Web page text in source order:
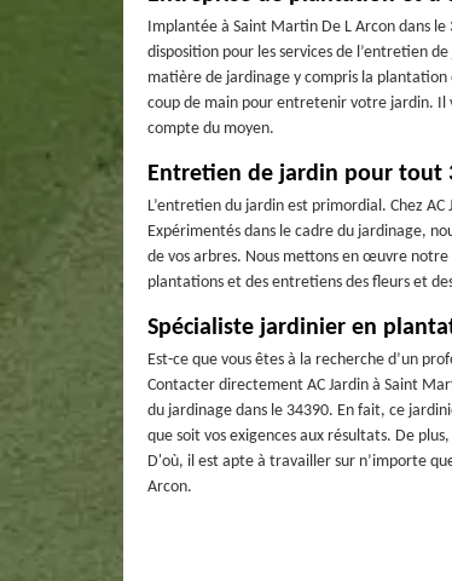
Implantée à Saint Martin De L Arcon dans
disposition pour les services de l’entretien
matière de jardinage y compris la plantation
coup de main pour entretenir votre jardin. Il
compte du moyen.
Entretien de jardin pour tout
L’entretien du jardin est primordial. Chez
Expérimentés dans le cadre du jardinage,
de vos arbres. Nous mettons en œuvre
plantations et des entretiens des fleurs et
Spécialiste jardinier en
Est-ce que vous êtes à la recherche d’un
Contacter directement AC Jardin à Saint
du jardinage dans le 34390. En fait, ce
que soit vos exigences aux résultats. De
D'où, il est apte à travailler sur n’importe
Arcon.